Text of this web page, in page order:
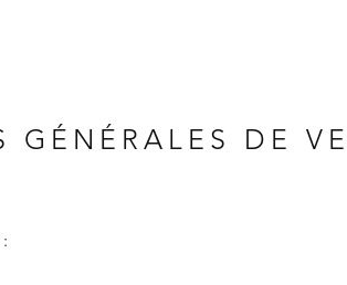
GÉNÉRALES DE